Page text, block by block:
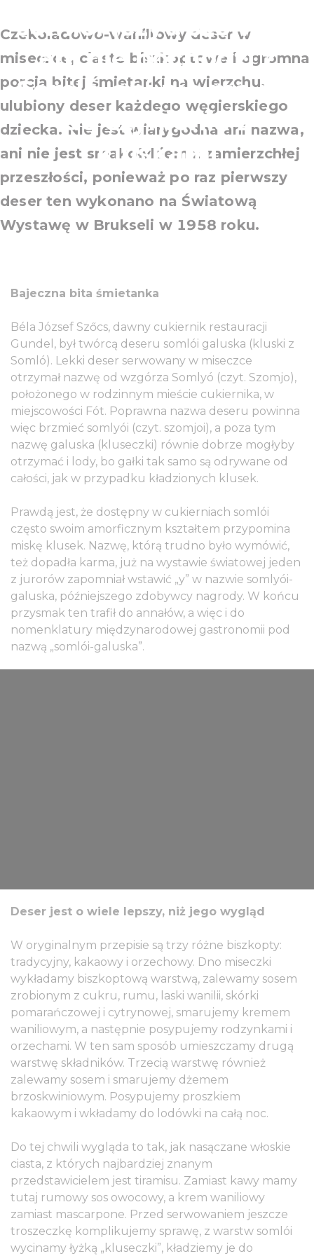
somlói (czyt. szomloi)
ani nie pochodzi z
Somló, ani nie ma nic
do czynienia z
kluskami
Czekoladowo-waniliowy deser w
miseczce, ciasto biszkoptowe i ogromna
porcja bitej śmietanki na wierzchu,
ulubiony deser każdego węgierskiego
dziecka. Nie jest wiarygodna ani nazwa,
ani nie jest smakołykiem z zamierzchłej
przeszłości, ponieważ po raz pierwszy
deser ten wykonano na Światową
Wystawę w Brukseli w 1958 roku.
Bajeczna bita śmietanka
Béla József Szőcs, dawny cukiernik restauracji
Gundel, był twórcą deseru somlói galuska (kluski z
Somló). Lekki deser serwowany w miseczce
otrzymał nazwę od wzgórza Somlyó (czyt. Szomjo),
położonego w rodzinnym mieście cukiernika, w
miejscowości Fót. Poprawna nazwa deseru powinna
więc brzmieć somlyói (czyt. szomjoi), a poza tym
nazwę galuska (kluseczki) równie dobrze mogłyby
otrzymać i lody, bo gałki tak samo są odrywane od
całości, jak w przypadku kładzionych klusek.
Prawdą jest, że dostępny w cukierniach somlói
często swoim amorficznym kształtem przypomina
miskę klusek. Nazwę, którą trudno było wymówić,
też dopadła karma, już na wystawie światowej jeden
z jurorów zapomniał wstawić „y” w nazwie somlyói-
galuska, późniejszego zdobywcy nagrody. W końcu
przysmak ten trafił do annałów, a więc i do
nomenklatury międzynarodowej gastronomii pod
nazwą „somlói-galuska”.
Deser jest o wiele lepszy, niż jego wygląd
W oryginalnym przepisie są trzy różne biszkopty:
tradycyjny, kakaowy i orzechowy. Dno miseczki
wykładamy biszkoptową warstwą, zalewamy sosem
zrobionym z cukru, rumu, laski wanilii, skórki
pomarańczowej i cytrynowej, smarujemy kremem
waniliowym, a następnie posypujemy rodzynkami i
orzechami. W ten sam sposób umieszczamy drugą
warstwę składników. Trzecią warstwę również
zalewamy sosem i smarujemy dżemem
brzoskwiniowym. Posypujemy proszkiem
kakaowym i wkładamy do lodówki na całą noc.
Do tej chwili wygląda to tak, jak nasączane włoskie
ciasta, z których najbardziej znanym
przedstawicielem jest tiramisu. Zamiast kawy mamy
tutaj rumowy sos owocowy, a krem waniliowy
zamiast mascarpone. Przed serwowaniem jeszcze
troszeczkę komplikujemy sprawę, z warstw somlói
wycinamy łyżką „kluseczki”, kładziemy je do